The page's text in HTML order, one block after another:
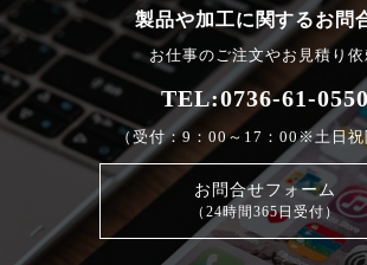
製品や加工に関するお問
お仕事のご注文やお見積り依
TEL:0736-61-
（受付：9：00～17：00※土日
お問合せフォーム
（24時間365日受付）